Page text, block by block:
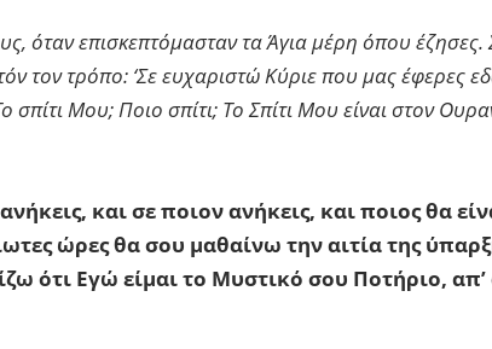
όταν επισκεπτόμασταν τα Άγια μέρη όπου έζησες.
τον τρόπο: ‘Σε ευχαριστώ Κύριε που μας έφερες
Μου; Ποιο σπίτι; Το Σπίτι Μου είναι στον
και σε ποιον ανήκεις, και ποιος θα
ώρες θα σου μαθαίνω την αιτία της
ότι Εγώ είμαι το Μυστικό σου Ποτήριο,